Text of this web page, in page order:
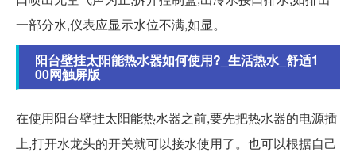
一部分水,仪表应显示水位不满,如显。
阳台壁挂太阳能热水器如何使用?_生活热水_舒适1
00网触屏版
在使用阳台壁挂太阳能热水器之前,要先把热水器的电源插
上,打开水龙头的开关就可以接水使用了。也可以根据自己